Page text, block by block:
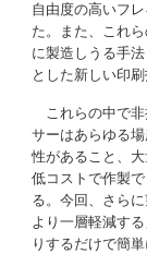
自由度の高いフ
た。また、これ
に製造しうる手
とした新しい印
これらの中で非
サーはあらゆる
性があること、
低コストで作製
る。今回、さら
より一層軽減す
りするだけで簡